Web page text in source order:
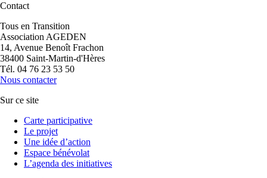
Contact
Tous en Transition
Association AGEDEN
14, Avenue Benoît Frachon
38400 Saint-Martin-d'Hères
Tél. 04 76 23 53 50
Nous contacter
Sur ce site
Carte participative
Le projet
Une idée d’action
Espace bénévolat
L’agenda des initiatives